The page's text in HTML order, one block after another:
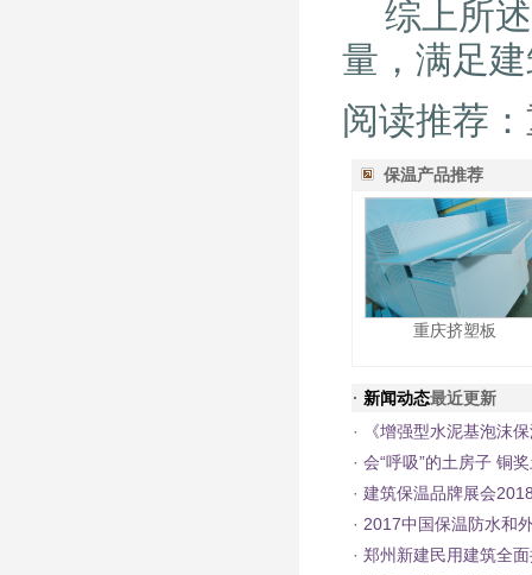
综上所述
量，满足
阅读推荐：
保温产品推荐
重庆挤塑板
· 新闻动态最近更新
·
《增强型水泥基泡沫
· 会“呼吸”的土房子 铜
· 建筑保温品牌展会
· 2017中国保温防水和
· 郑州新建民用建筑全